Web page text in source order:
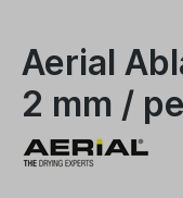
Aerial
2 mm /